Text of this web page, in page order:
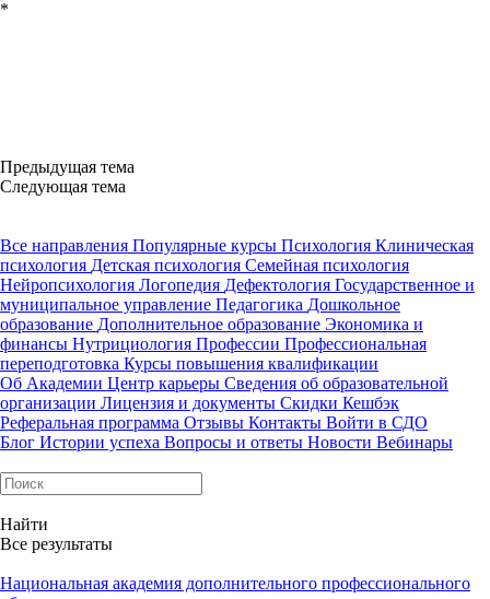
*
Предыдущая тема
Следующая тема
Все направления Популярные курсы Психология Клиническая
психология Детская психология Семейная психология
Нейропсихология Логопедия Дефектология Государственное и
муниципальное управление Педагогика Дошкольное
образование Дополнительное образование Экономика и
финансы Нутрициология Профессии Профессиональная
переподготовка Курсы повышения квалификации
Об Академии Центр карьеры Сведения об образовательной
организации Лицензия и документы Скидки Кешбэк
Реферальная программа Отзывы Контакты Войти в СДО
Блог Истории успеха Вопросы и ответы Новости Вебинары
Найти
Все результаты
Национальная академия дополнительного профессионального